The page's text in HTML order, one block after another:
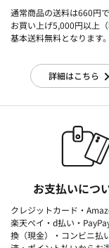
通常商品の送料は660円で
お買い上げ5,000円以上
基本送料無料となります。
詳細はこちら
お支払いにつ
クレジットカード・
楽天ぺイ・d払い・
換（現金）・コンビニ払